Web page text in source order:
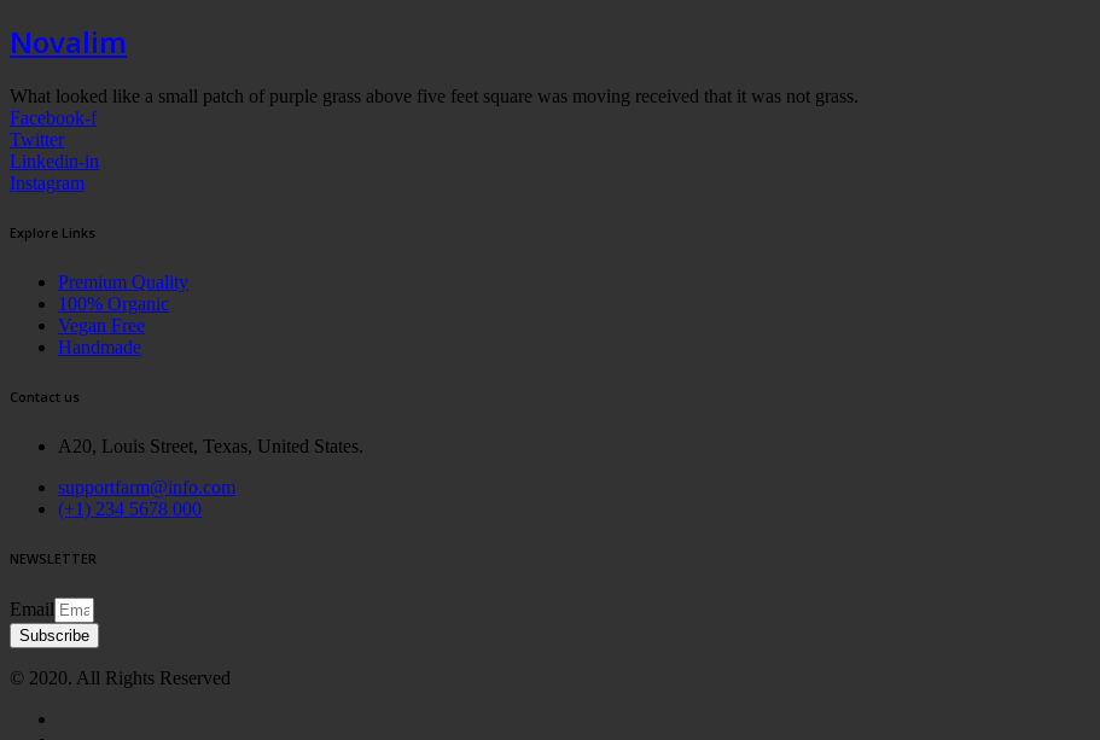
Novalim
What looked like a small patch of purple grass above five feet square was moving received that it was not grass.
Facebook-f
Twitter
Linkedin-in
Instagram
Explore Links
Premium Quality
100% Organic
Vegan Free
Handmade
Contact us
A20, Louis Street, Texas, United States.
supportfarm@info.com
(+1) 234 5678 000
NEWSLETTER
Email
Subscribe
© 2020. All Rights Reserved